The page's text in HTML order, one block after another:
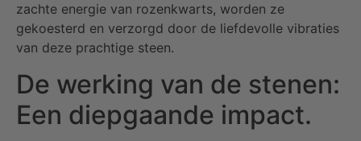
zachte energie van rozenkwarts, worden ze
gekoesterd en verzorgd door de liefdevolle vibraties
van deze prachtige steen.
De werking van de stenen:
Een diepgaande impact.